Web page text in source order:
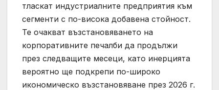
тласкат индустриалните предприятия към
сегменти с по-висока добавена стойност.
Те очакват възстановяването на
корпоративните печалби да продължи
през следващите месеци, като инерцията
вероятно ще подкрепи по-широко
икономическо възстановяване през 2026 г.